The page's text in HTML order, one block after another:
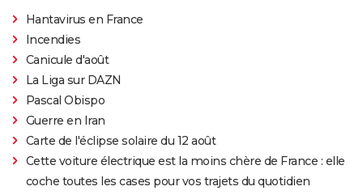
Hantavirus en France
Incendies
Canicule d'août
La Liga sur DAZN
Pascal Obispo
Guerre en Iran
Carte de l'éclipse solaire du 12 août
Cette voiture électrique est la moins chère de France : elle
coche toutes les cases pour vos trajets du quotidien